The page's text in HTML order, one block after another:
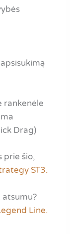
rankenėle
Drag)
prie šio,
ST3.
atsumu?
Line.